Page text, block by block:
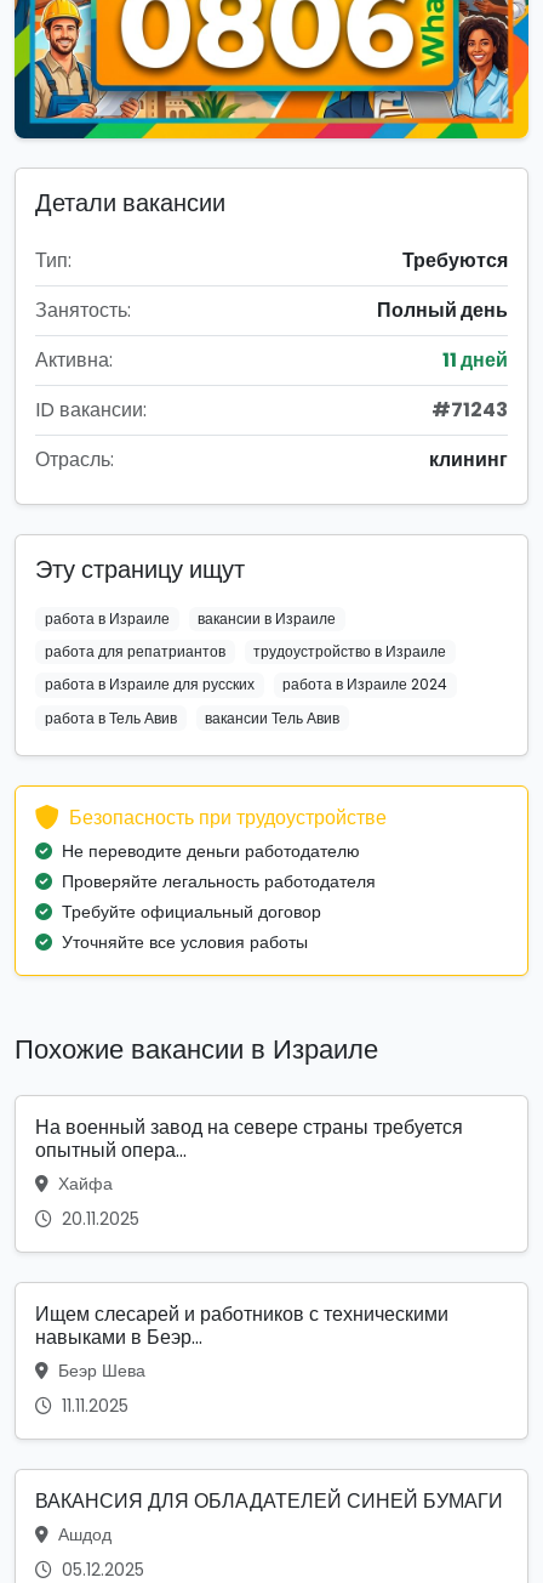
Детали вакансии
Тип:
Требуются
Занятость:
Полный день
Активна:
11 дней
ID вакансии:
#71243
Отрасль:
клининг
Эту страницу ищут
работа в Израиле
вакансии в Израиле
работа для репатриантов
трудоустройство в Израиле
работа в Израиле для русских
работа в Израиле 2024
работа в Тель Авив
вакансии Тель Авив
Безопасность при трудоустройстве
Не переводите деньги работодателю
Проверяйте легальность работодателя
Требуйте официальный договор
Уточняйте все условия работы
Похожие вакансии в Израиле
На военный завод на севере страны требуется
опытный опера...
Хайфа
20.11.2025
Ищем слесарей и работников с техническими
навыками в Беэр...
Беэр Шева
11.11.2025
ВАКАНСИЯ ДЛЯ ОБЛАДАТЕЛЕЙ СИНЕЙ БУМАГИ
Ашдод
05.12.2025